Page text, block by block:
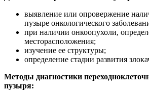
выявление или опровержение
пузыре онкологического
при наличии онкоопухоли,
месторасположения;
изучение ее структуры;
определение стадии развития
Методы диагностики
пузыря: